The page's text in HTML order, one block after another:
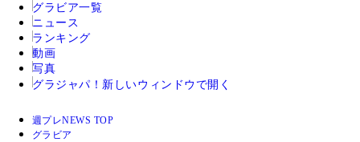
グラビア一覧
ニュース
ランキング
動画
写真
グラジャパ！ 新しいウィンドウで開く
週プレNEWS TOP
グラビア